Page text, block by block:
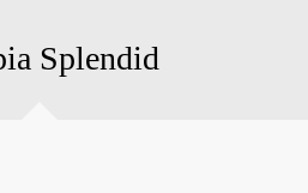
Splendid